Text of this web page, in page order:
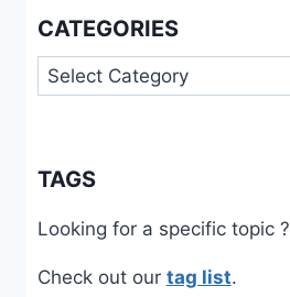
CATEGORIES
Categories
TAGS
Looking for a specific topic ?
Check out our tag list.